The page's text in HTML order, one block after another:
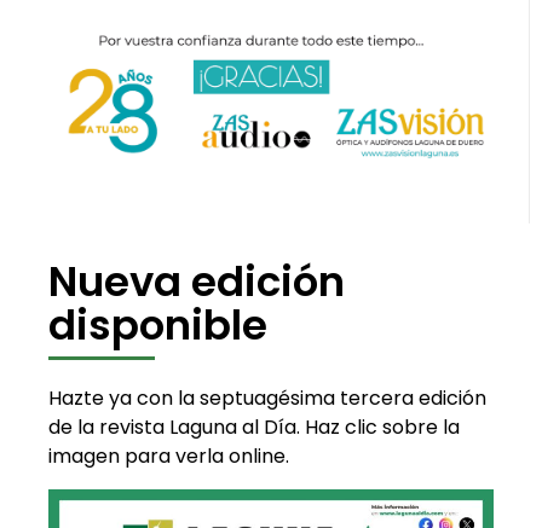
Nueva edición
disponible
Hazte ya con la septuagésima tercera edición
de la revista Laguna al Día. Haz clic sobre la
imagen para verla online.